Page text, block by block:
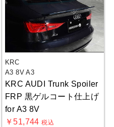
KRC
A3 8V A3
KRC AUDI Trunk Spoiler
FRP 黒ゲルコート仕上げ
for A3 8V
￥51,744税込